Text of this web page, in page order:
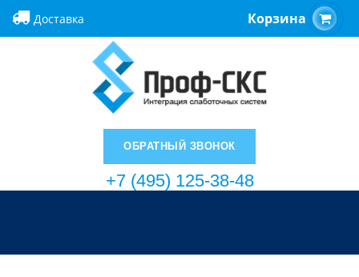
Доставка Корзина
ОБРАТНЫЙ ЗВОНОК
+7 (495) 125-38-48